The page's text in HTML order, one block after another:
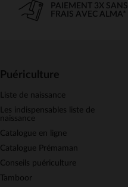
PAIEMENT 3X SANS
FRAIS AVEC ALMA*
Puériculture
Liste de naissance
Les indispensables liste de
naissance
Catalogue en ligne
Catalogue Prémaman
Conseils puériculture
Tamboor